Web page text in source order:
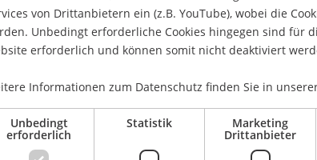
von Drittanbietern ein (z.B. YouTube), wobei die
Unbedingt erforderliche Cookies hingegen sind für
erforderlich und können somit nicht deaktiviert
Informationen zum Datenschutz finden Sie in
Unbedingt
erforderlich
Statistik Marketing
Drittanbieter